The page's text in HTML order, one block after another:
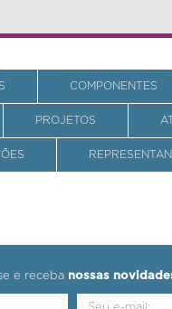
COMPONENTES
PROJETOS
e receba nossas